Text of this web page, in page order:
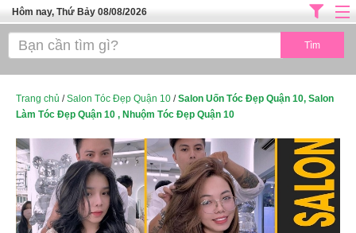
Hôm nay, Thứ Bảy 08/08/2026
Trang chủ
SPA TPHCM
TUYỂN DỤNG
Thể Dục Thẩm Mỹ
TOP SÀI GÒN
Trang chủ /Salon Tóc Đẹp Quận 10 /Salon Uốn Tóc Đẹp Quận 10, Salon
Làm Tóc Đẹp Quận 10 , Nhuộm Tóc Đẹp Quận 10